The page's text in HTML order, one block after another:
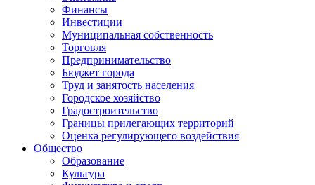
Финансы
Инвестиции
Муниципальная собственность
Торговля
Предпринимательство
Бюджет города
Труд и занятость населения
Городское хозяйство
Градостроительство
Границы прилегающих территорий
Оценка регулирующего воздействия
Общество
Образование
Культура